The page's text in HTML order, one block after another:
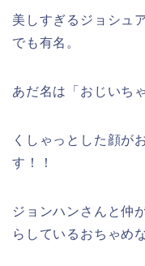
美しすぎるジョシュ
でも有名。
あだ名は「おじいち
くしゃっとした顔が
す！！
ジョンハンさんと仲
らしているおちゃめ